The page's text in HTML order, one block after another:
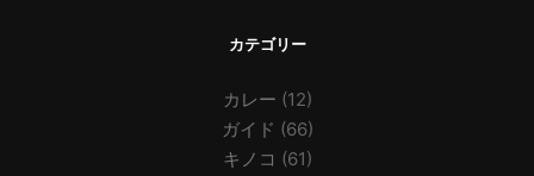
カテゴリー
カレー (12)
ガイド (66)
キノコ (61)